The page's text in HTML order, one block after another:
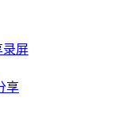
录屏
享